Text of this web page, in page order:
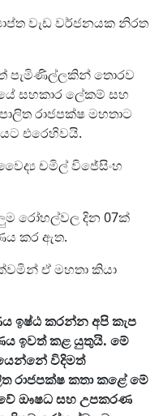
වැඩ වර්ජනයක නිරත
පැමිණිල්ලකින් තොරව
සහකාර ලේකම් සහ
රාජපක්ෂ මහතාට
එරෙහිවයි.
චමිල් විජේසිංහ
රෝහල්වල දින 07ක්
කර ඇත.
ඒ මහතා කියා
ඉෂ්ඨ කරන්න අපි කැප
ඉවත් කළ යුතුයි. මේ
විදිමත්
රාජපක්ෂ කතා කළේ මේ
ඖෂධ සහ උපකරණ